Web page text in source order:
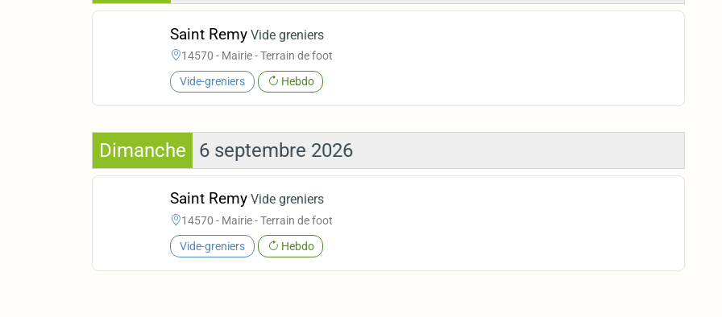
Saint Remy Vide greniers
14570 - Mairie - Terrain de foot
Vide-greniers Hebdo
Dimanche 6 septembre 2026
Saint Remy Vide greniers
14570 - Mairie - Terrain de foot
Vide-greniers Hebdo